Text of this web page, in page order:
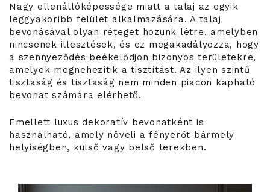
Nagy ellenállóképessége miatt a talaj az egyik
leggyakoribb felület alkalmazására. A talaj
bevonásával olyan réteget hozunk létre, amelyben
nincsenek illesztések, és ez megakadályozza, hogy
a szennyeződés beékelődjön bizonyos területekre,
amelyek megnehezítik a tisztítást. Az ilyen szintű
tisztaság és tisztaság nem minden piacon kapható
bevonat számára elérhető.
Emellett luxus dekoratív bevonatként is
használható, amely növeli a fényerőt bármely
helyiségben, külső vagy belső terekben.